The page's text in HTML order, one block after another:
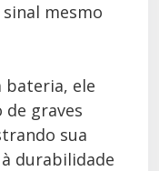
mesmo
bateria, ele
graves
sua
durabilidade